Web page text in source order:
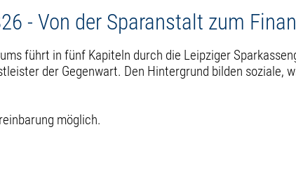
- Von der Sparanstalt zum
führt in fünf Kapiteln durch die Leipziger
der Gegenwart. Den Hintergrund bilden
möglich.